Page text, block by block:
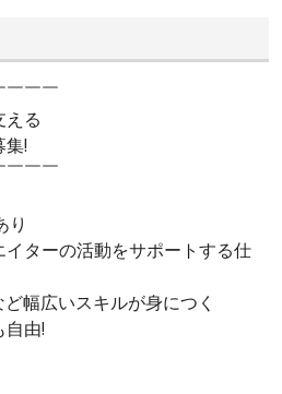
￣￣￣
える
集!
￣￣￣
り
イターの活動をサポートする仕
幅広いスキルが身につく
自由!